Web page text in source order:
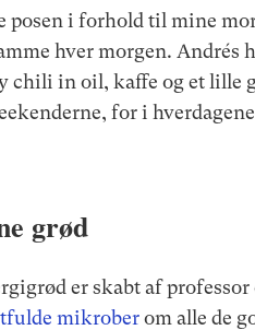
posen i forhold til mine
hver morgen. Andrés
chili in oil, kaffe og et lille
for i
grød
er skabt af
mikroberom alle de